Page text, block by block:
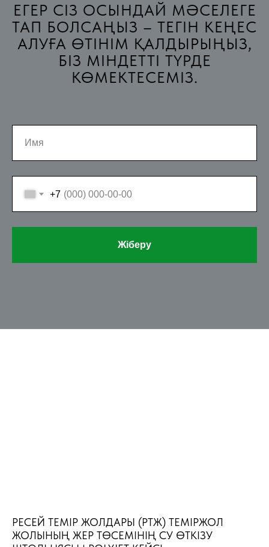
ЕГЕР СІЗ ОСЫНДАЙ МӘСЕЛЕГЕ
ТАП БОЛСАҢЫЗ – ТЕГІН КЕҢЕС
АЛУҒА ӨТІНІМ ҚАЛДЫРЫҢЫЗ,
БІЗ МІНДЕТТІ ТҮРДЕ
КӨМЕКТЕСЕМІЗ.
+7
Жіберу
РЕСЕЙ ТЕМІР ЖОЛДАРЫ (РТЖ) ТЕМІРЖОЛ
ЖОЛЫНЫҢ ЖЕР ТӨСЕМІНІҢ СУ ӨТКІЗУ